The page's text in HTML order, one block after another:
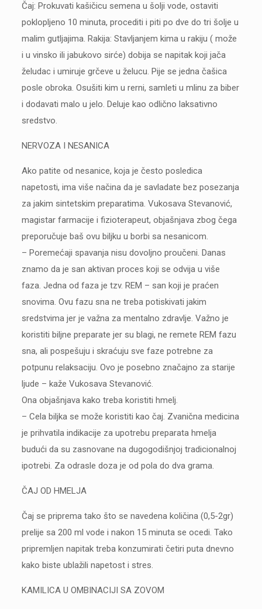
Čaj: Prokuvati kašičicu semena u šolji vode, ostaviti
poklopljeno 10 minuta, procediti i piti po dve do tri šolje u
malim gutljajima. Rakija: Stavljanjem kima u rakiju ( može
i u vinsko ili jabukovo sirće) dobija se napitak koji jača
želudac i umiruje grčeve u želucu. Pije se jedna čašica
posle obroka. Osušiti kim u rerni, samleti u mlinu za biber
i dodavati malo u jelo. Deluje kao odlično laksativno
sredstvo.
NERVOZA I NESANICA
Ako patite od nesanice, koja je često posledica
napetosti, ima više načina da je savladate bez posezanja
za jakim sintetskim preparatima. Vukosava Stevanović,
magistar farmacije i fizioterapeut, objašnjava zbog čega
preporučuje baš ovu biljku u borbi sa nesanicom.
– Poremećaji spavanja nisu dovoljno proučeni. Danas
znamo da je san aktivan proces koji se odvija u više
faza. Jedna od faza je tzv. REM – san koji je praćen
snovima. Ovu fazu sna ne treba potiskivati jakim
sredstvima jer je važna za mentalno zdravlje. Važno je
koristiti biljne preparate jer su blagi, ne remete REM fazu
sna, ali pospešuju i skraćuju sve faze potrebne za
potpunu relaksaciju. Ovo je posebno značajno za starije
ljude – kaže Vukosava Stevanović.
Ona objašnjava kako treba koristiti hmelj.
– Cela biljka se može koristiti kao čaj. Zvanična medicina
je prihvatila indikacije za upotrebu preparata hmelja
budući da su zasnovane na dugogodišnjoj tradicionalnoj
ipotrebi. Za odrasle doza je od pola do dva grama.
ČAJ OD HMELJA
Čaj se priprema tako što se navedena količina (0,5-2gr)
prelije sa 200 ml vode i nakon 15 minuta se ocedi. Tako
pripremljen napitak treba konzumirati četiri puta dnevno
kako biste ublažili napetost i stres.
KAMILICA U OMBINACIJI SA ZOVOM